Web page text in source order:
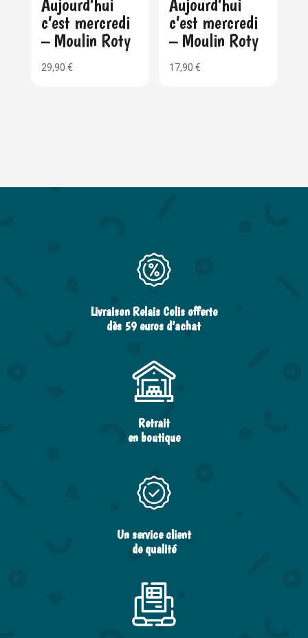
c’est mercredi
– Moulin Roty
29,90 €
c’est mercredi
– Moulin Roty
17,90€
Livraison Relais Colis offerte
dès 59 euros d’achat
Retrait
en boutique
Un service client
de qualité